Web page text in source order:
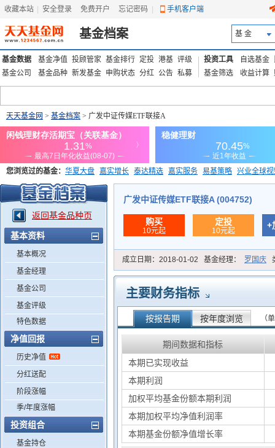
收藏本站 安全登录 免费开户 忘记密码 手机客户端
基金档案 基 金
基金数据 基金净值 投顾管家 基金排行 定投 港基 评级
基金公司
基金品种 新发基金 申购状态 分红 公告 私募
投资工具 自选基金
基金筛选
收益计算
天天基金网 > 基金档案 > 广发中证传媒ETF联接A
您浏览过的基金： 华夏大盘 嘉实增长 泰达精选 嘉实服务 易基策略 兴业全球
添富优势 华安宏利 上证180价值ETF
返回基金品种页
基本资料
基本概况
基金经理
基金公司
基金评级
特色数据
净值回报
历史净值
分红送配
阶段涨幅
季/年度涨幅
投资组合
基金持仓
广发中证传媒ETF联接A (004752)
购买
10元起
定投
10元起
+
成立日期： 2018-01-02 基金经理： 罗国庆
主要财务指标
按报告期 按年度浏览 （
期间数据和指标
本期已实现收益
本期利润
加权平均基金份额本期利润
本期加权平均净值利润率
本期基金份额净值增长率